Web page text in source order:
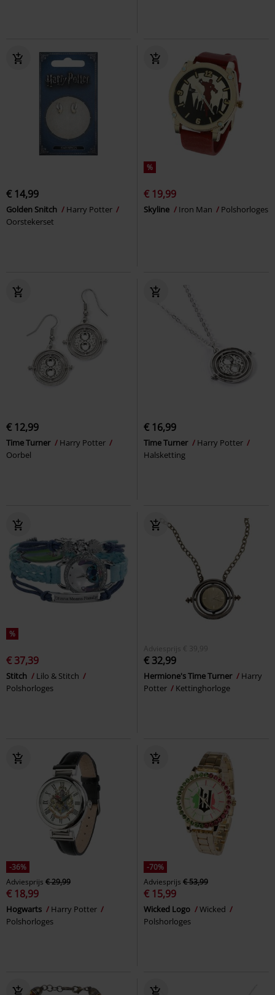
€ 14,99
Golden Snitch
Harry Potter
Oorstekerset
%
€ 19,99
Skyline Iron Man Polshorloges
€ 12,99
Time Turner
Harry Potter
Oorbel
€ 16,99
Time Turner
Harry Potter
Halsketting
%
€ 37,39
Stitch
Lilo & Stitch
Polshorloges
Adviesprijs € 39,99
€ 32,99
Hermione's Time Turner
Harry
Potter
Kettinghorloge
-36%
Adviesprijs € 29,99
€ 18,99
Hogwarts
Harry Potter
Polshorloges
-70%
Adviesprijs € 53,99
€ 15,99
Wicked Logo
Wicked
Polshorloges